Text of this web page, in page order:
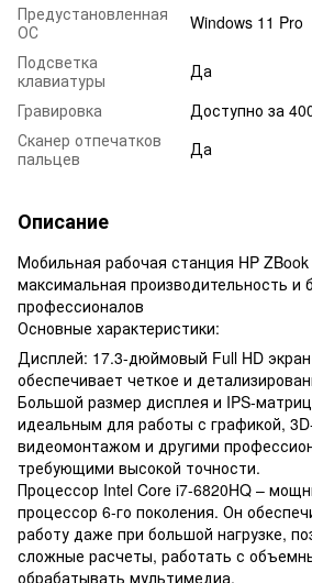
Предустановленная
ОС
Windows 11 Pro
Подсветка
клавиатуры
Да
Гравировка
Доступно за
Сканер отпечатков
пальцев
Да
Описание
Мобильная рабочая станция HP
максимальная производительность и
профессионалов
Основные характеристики:
Дисплей: 17.3-дюймовый Full HD
обеспечивает четкое и
Большой размер дисплея и IPS-
идеальным для работы с графикой,
видеомонтажом и другими
требующими высокой точности.
Процессор Intel Core i7-6820HQ –
процессор 6-го поколения. Он
работу даже при большой нагрузке,
сложные расчеты, работать с
обрабатывать мультимедиа.